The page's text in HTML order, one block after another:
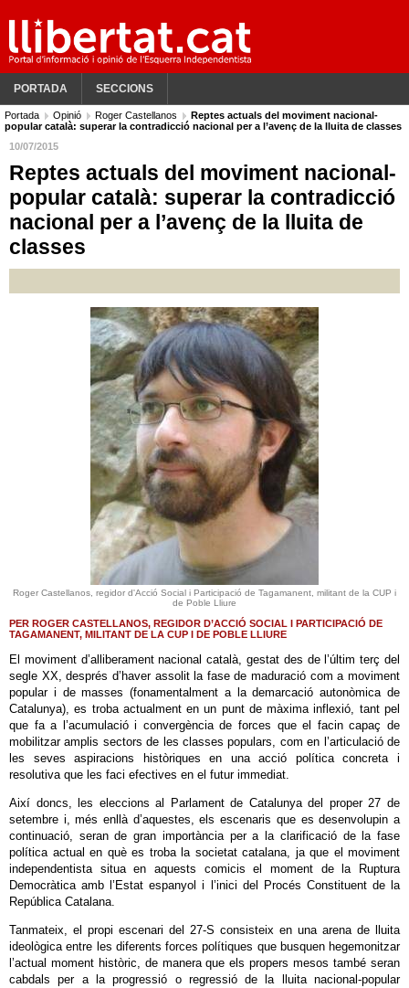
PORTADA SECCIONS
Portada Opinió Roger Castellanos
Reptes actuals del moviment nacional-
popular català: superar la contradicció nacional per a l’avenç de la lluita de classes
10/07/2015
Reptes actuals del moviment nacional-
popular català: superar la contradicció
nacional per a l’avenç de la lluita de
classes
Roger Castellanos, regidor d'Acció Social i Participació de Tagamanent, militant de la CUP i
de Poble Lliure
PER ROGER CASTELLANOS, REGIDOR D’ACCIÓ SOCIAL I PARTICIPACIÓ DE
TAGAMANENT, MILITANT DE LA CUP I DE POBLE LLIURE
El moviment d’alliberament nacional català, gestat des de l’últim terç del
segle XX, després d’haver assolit la fase de maduració com a moviment
popular i de masses (fonamentalment a la demarcació autonòmica de
Catalunya), es troba actualment en un punt de màxima inflexió, tant pel
que fa a l’acumulació i convergència de forces que el facin capaç de
mobilitzar amplis sectors de les classes populars, com en l’articulació de
les seves aspiracions històriques en una acció política concreta i
resolutiva que les faci efectives en el futur immediat.
Així doncs, les eleccions al Parlament de Catalunya del proper 27 de
setembre i, més enllà d’aquestes, els escenaris que es desenvolupin a
continuació, seran de gran importància per a la clarificació de la fase
política actual en què es troba la societat catalana, ja que el moviment
independentista situa en aquests comicis el moment de la Ruptura
Democràtica amb l’Estat espanyol i l’inici del Procés Constituent de la
República Catalana.
Tanmateix, el propi escenari del 27-S consisteix en una arena de lluita
ideològica entre les diferents forces polítiques que busquen hegemonitzar
l’actual moment històric, de manera que els propers mesos també seran
cabdals per a la progressió o regressió de la lluita nacional-popular